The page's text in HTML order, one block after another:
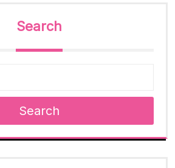
Search
Search